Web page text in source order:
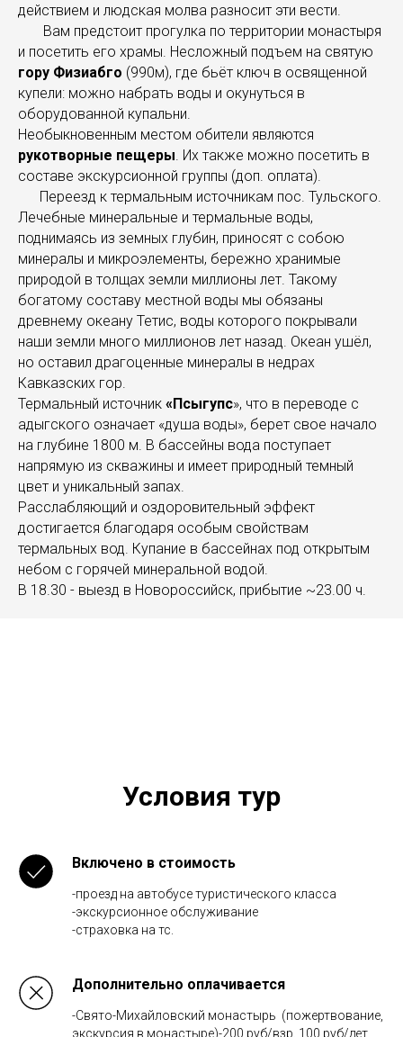
действием и людская молва разносит эти вести.
Вам предстоит прогулка по территории монастыря
и посетить его храмы. Несложный подъем на святую
гору Физиабго (990м), где бьёт ключ в освященной
купели: можно набрать воды и окунуться в
оборудованной купальни.
Необыкновенным местом обители являются
рукотворные пещеры. Их также можно посетить в
составе экскурсионной группы (доп. оплата).
Переезд к термальным источникам пос. Тульского.
Лечебные минеральные и термальные воды,
поднимаясь из земных глубин, приносят с собою
минералы и микроэлементы, бережно хранимые
природой в толщах земли миллионы лет. Такому
богатому составу местной воды мы обязаны
древнему океану Тетис, воды которого покрывали
наши земли много миллионов лет назад. Океан ушёл,
но оставил драгоценные минералы в недрах
Кавказских гор.
Термальный источник «Псыгупс», что в переводе с
адыгского означает «душа воды», берет свое начало
на глубине 1800 м. В бассейны вода поступает
напрямую из скважины и имеет природный темный
цвет и уникальный запах.
Расслабляющий и оздоровительный эффект
достигается благодаря особым свойствам
термальных вод. Купание в бассейнах под открытым
небом с горячей минеральной водой.
В 18.30 - выезд в Новороссийск, прибытие ~23.00 ч.
Условия тур
Включено в стоимость
-проезд на автобусе туристического класса
-экскурсионное обслуживание
-страховка на тс.
Дополнительно оплачивается
-Свято-Михайловский монастырь (пожертвование,
экскурсия в монастыре)-200 руб/взр, 100 руб/дет